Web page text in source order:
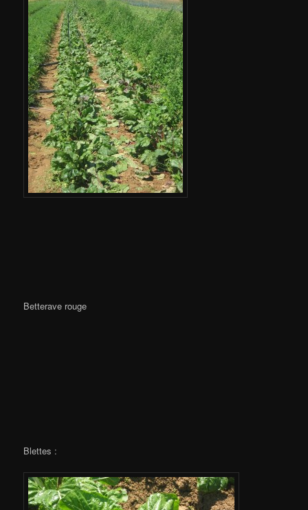
Betterave rouge
Blettes :